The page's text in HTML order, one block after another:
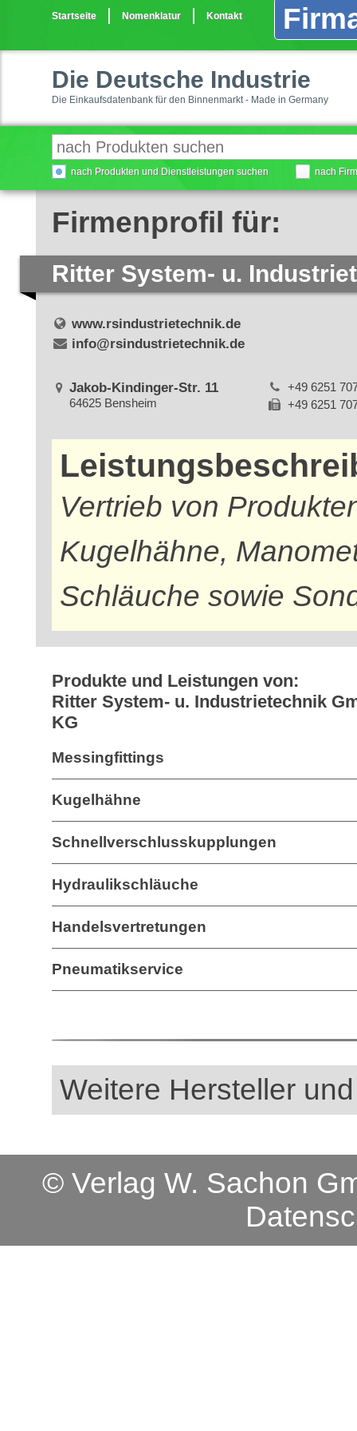
Startseite Nomenklatur Kontakt
Die Deutsche Industrie
Die Einkaufsdatenbank für den Binnenmarkt - Made in Germany
nach Produkten und Dienstleistungen suchen nach
Firmenprofil für:
Ritter System- u.
www.rsindustrietechnik.de
info@rsindustrietechnik.de
Jakob-Kindinger-Str. 11
64625 Bensheim
+49 6251
+49 6251
Vertrieb von
Kugelhähne,
Schläuche sowie
Produkte und Leistungen von:
Ritter System- u. Industrietechnik
KG
Messingfittings
Kugelhähne
Schnellverschlusskupplungen
Hydraulikschläuche
Handelsvertretungen
Pneumatikservice
Weitere Hersteller
© Verlag W. Sachon